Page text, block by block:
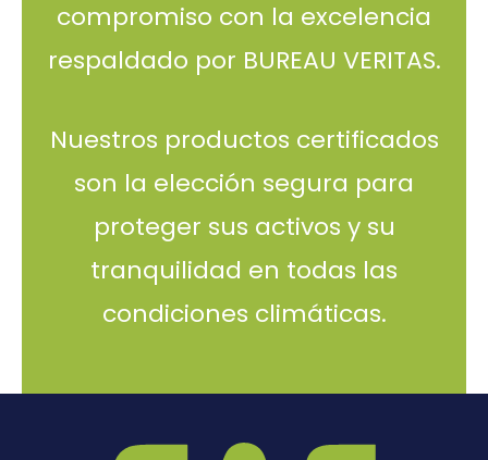
compromiso con la excelencia
respaldado por BUREAU VERITAS.
Nuestros productos certificados
son la elección segura para
proteger sus activos y su
tranquilidad en todas las
condiciones climáticas.